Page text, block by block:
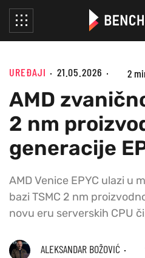
UREĐAJI 21.05.2026 2
AMD
2 nm
generacije
AMD Venice EPYC ulazi u
bazi TSMC 2 nm
novu eru serverskih CPU
ALEKSANDAR BOŽOVIĆ